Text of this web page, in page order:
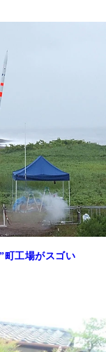
町工場がスゴい